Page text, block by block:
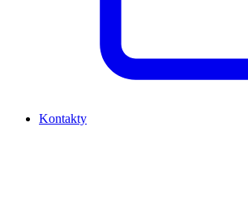
Kontakty